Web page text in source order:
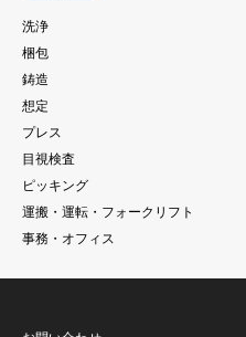
洗浄
梱包
鋳造
想定
プレス
目視検査
ピッキング
運搬・運転・フォークリフト
事務・オフィス